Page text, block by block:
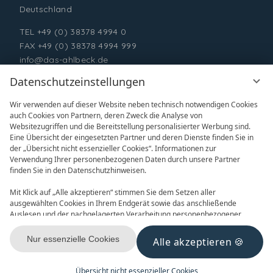
Datenschutzeinstellungen
Wir verwenden auf dieser Website neben technisch notwendigen Cookies
auch Cookies von Partnern, deren Zweck die Analyse von
Websitezugriffen und die Bereitstellung personalisierter Werbung sind.
Eine Übersicht der eingesetzten Partner und deren Dienste finden Sie in
der „Übersicht nicht essenzieller Cookies“. Informationen zur
Verwendung Ihrer personenbezogenen Daten durch unsere Partner
finden Sie in den Datenschutzhinweisen.
Mit Klick auf „Alle akzeptieren“ stimmen Sie dem Setzen aller
ausgewählten Cookies in Ihrem Endgerät sowie das anschließende
Auslesen und der nachgelagerten Verarbeitung personenbezogener
Daten (z.B. Ihrer IP-Adresse) durch uns und unseren Partnern zu. Falls
Sie damit nicht einverstanden sind, klicken Sie bitte auf „Nur essenzielle
Cookies“. Eine individuelle Auswahl können Sie unter „Übersicht nicht
essenzieller Cookies“ tätigen. Sie können Ihre Auswahl im Fußbereich
dieser Website oder in den Datenschutzhinweisen jederzeit aufrufen und
Alle akzeptieren
Nur essenzielle Cookies
Übersicht nicht essenzieller Cookies
Deutschland
TEL +49 (0) 38378 4994 0
FAX +49 (0) 38378 4994 999
info@das-ahlbeck.de
ONLINE BUCHEN ANFRAGEN
GUTSCHEINE NEWSLETTER